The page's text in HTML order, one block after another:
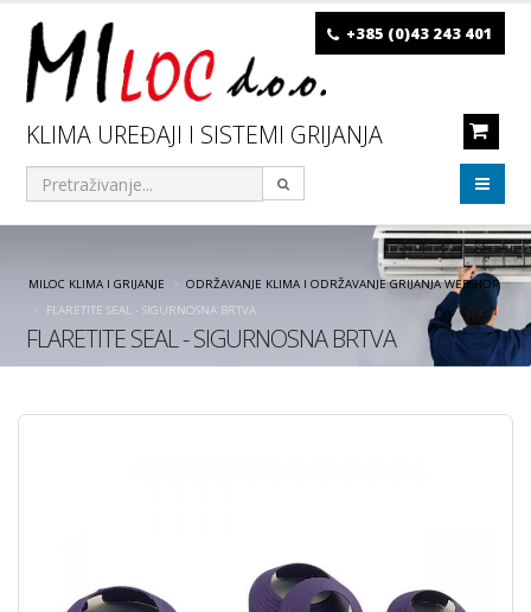
KLIMA UREĐAJI I SISTEMI GRIJANJA
+385 (0)43 243 401
MILOC KLIMA I GRIJANJE
ODRŽAVANJE KLIMA I ODRŽAVANJE GRIJANJA WEBSHOP
FLARETITE SEAL - SIGURNOSNA BRTVA
FLARETITE SEAL - SIGURNOSNA BRTVA